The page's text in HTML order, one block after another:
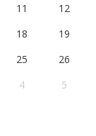
11
12
18
19
25
26
4 5